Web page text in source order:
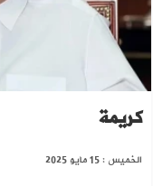
رئيس وزراء قطر:
كريمة
الخميس : 15 مايو 2025